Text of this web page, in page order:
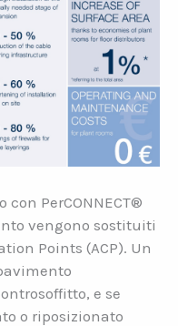
PerCONNECT®
vengono sostituiti
Points (ACP). Un
e se
o riposizionato